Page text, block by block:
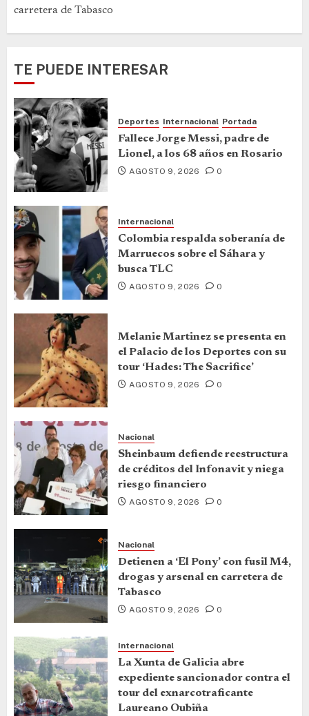
carretera de Tabasco
TE PUEDE INTERESAR
Deportes Internacional Portada
Fallece Jorge Messi, padre de
Lionel, a los 68 años en Rosario
AGOSTO 9, 2026 0
Internacional
Colombia respalda soberanía de
Marruecos sobre el Sáhara y
busca TLC
AGOSTO 9, 2026 0
Melanie Martinez se presenta en
el Palacio de los Deportes con su
tour ‘Hades: The Sacrifice’
AGOSTO 9, 2026 0
Nacional
Sheinbaum defiende reestructura
de créditos del Infonavit y niega
riesgo financiero
AGOSTO 9, 2026 0
Nacional
Detienen a ‘El Pony’ con fusil M4,
drogas y arsenal en carretera de
Tabasco
AGOSTO 9, 2026 0
Internacional
La Xunta de Galicia abre
expediente sancionador contra el
tour del exnarcotraficante
Laureano Oubiña